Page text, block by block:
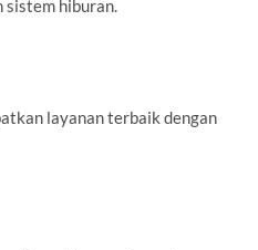
sistem hiburan.
layanan terbaik dengan